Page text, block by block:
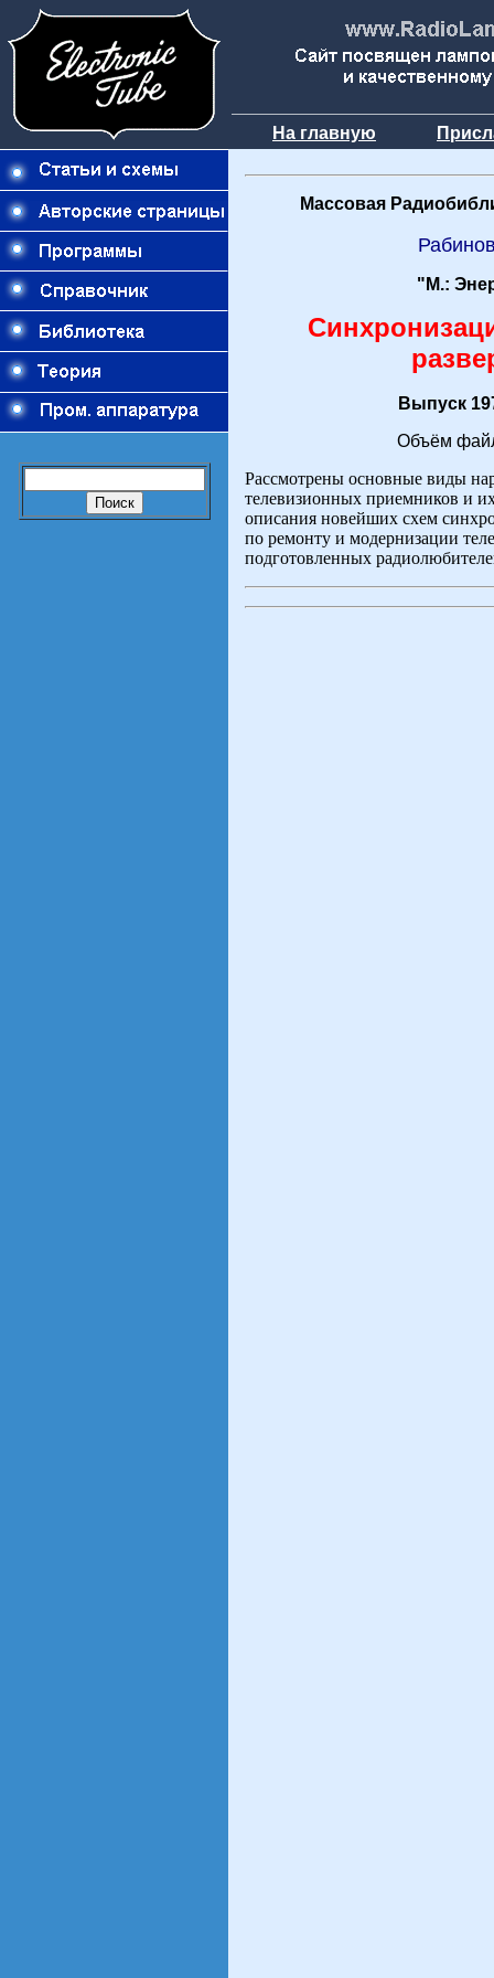
На главную
Массовая
"М.:
Выпуск
Объём
Рассмотрены основные виды
телевизионных приемников и
описания новейших схем
по ремонту и модернизации
подготовленных